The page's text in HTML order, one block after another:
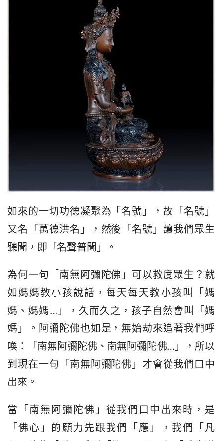
如來的一切功德凝聚為「名號」，故「名號」
又名「萬德洪名」，然後「名號」讓我們眾生
聽聞，即「名聲普聞」。
為何一句「南無阿彌陀佛」可以救度眾生？就
如媽媽教小孩說話，每天每天教小孩叫「媽
媽、媽媽…」，久而久之，孩子自然會叫「媽
媽」。阿彌陀佛也如是，無始劫來追著我們呼
喚：「南無阿彌陀佛、南無阿彌陀佛…」，所以
到現在一句「南無阿彌陀佛」才會從我們口中
出來。
當「南無阿彌陀佛」從我們口中出來時，是
「佛心」的願力先跟我們「應」，我們「凡